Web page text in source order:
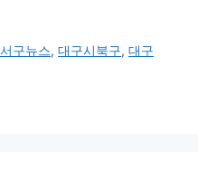
구뉴스,대구시북구,대구